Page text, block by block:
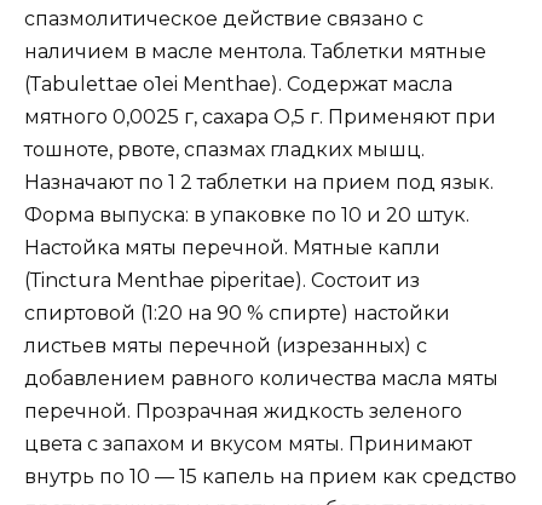
спазмолитическое действие связано с
наличием в масле ментола. Таблетки мятные
(Таbulеttае о1еi Меnthае). Содержат масла
мятного 0,0025 г, сахара О,5 г. Применяют при
тошноте, рвоте, спазмах гладких мышц.
Назначают по 1 2 таблетки на прием под язык.
Форма выпуска: в упаковке по 10 и 20 штук.
Настойка мяты перечной. Мятные капли
(Тinсturа Меnthае рiреritае). Состоит из
спиртовой (1:20 на 90 % спирте) настойки
листьев мяты перечной (изрезанных) с
добавлением равного количества масла мяты
перечной. Прозрачная жидкость зеленого
цвета с запахом и вкусом мяты. Принимают
внутрь по 10 — 15 капель на прием как средство